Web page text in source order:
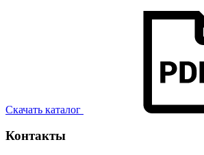
Скачать каталог
Контакты